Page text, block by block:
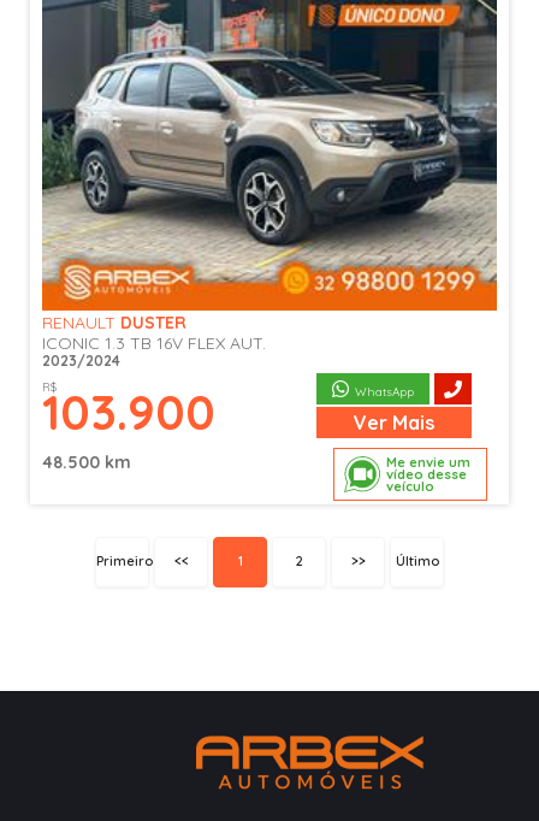
Me envie um
vídeo desse
veículo
RENAULT DUSTER
ICONIC 1.3 TB 16V FLEX AUT.
2023/2024
R$
103.900 WhatsApp
Ver Mais
48.500 km
Primeiro << 1 2 >> Último